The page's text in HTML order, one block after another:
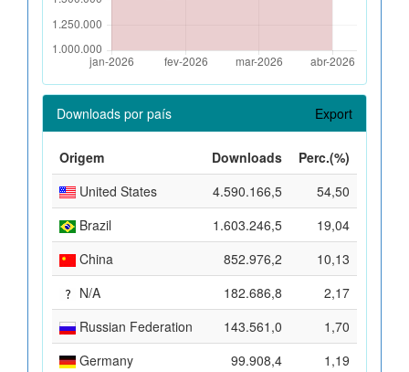
Downloads por país Export
Origem Downloads
Perc.(%)
United States
4.590.166,5
54,50
Brazil
1.603.246,5
19,04
China
852.976,2
10,13
N/A
182.686,8
2,17
Russian Federation
143.561,0
1,70
Germany
99.908,4
1,19